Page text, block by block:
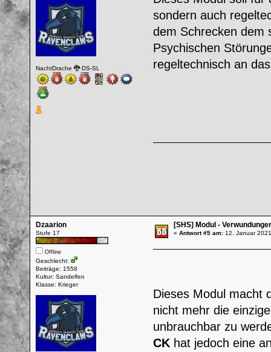
NachtDrache 🐉 DS-SL
sondern auch
dem Schrecken dem
Psychischen
regeltechnisch an
Dzaarion
Stufe 17
Offline
Geschlecht:
Beiträge: 1558
Kultur: Sandelfen
Klasse: Krieger
[SHS] Modul -
«Antwort #5 am: 12. Januar
Dieses Modul macht
nicht mehr die
unbrauchbar zu
CK hat jedoch eine